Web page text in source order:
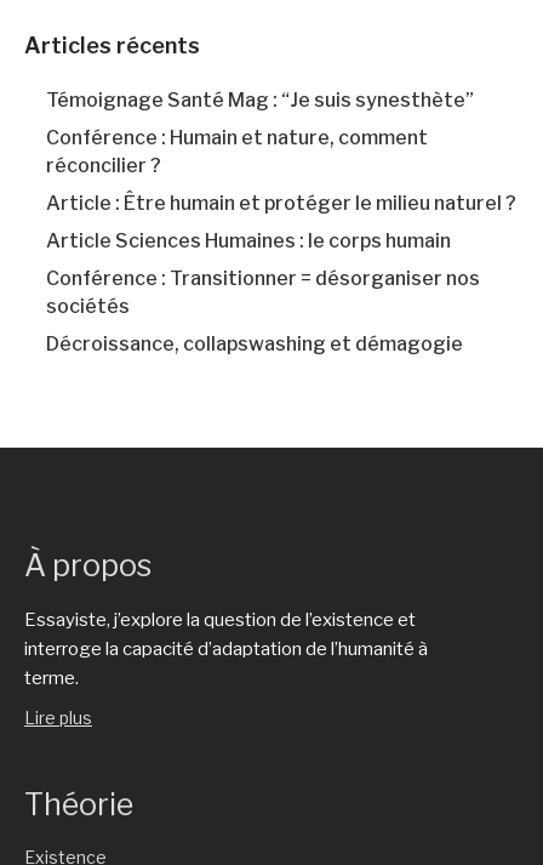
Articles récents
Témoignage Santé Mag : “Je suis synesthète”
Conférence : Humain et nature, comment
réconcilier ?
Article : Être humain et protéger le milieu naturel ?
Article Sciences Humaines : le corps humain
Conférence : Transitionner = désorganiser nos
sociétés
Décroissance, collapswashing et démagogie
À propos
Essayiste, j’explore la question de l’existence et
interroge la capacité d’adaptation de l’humanité à
terme.
Lire plus
Théorie
Existence